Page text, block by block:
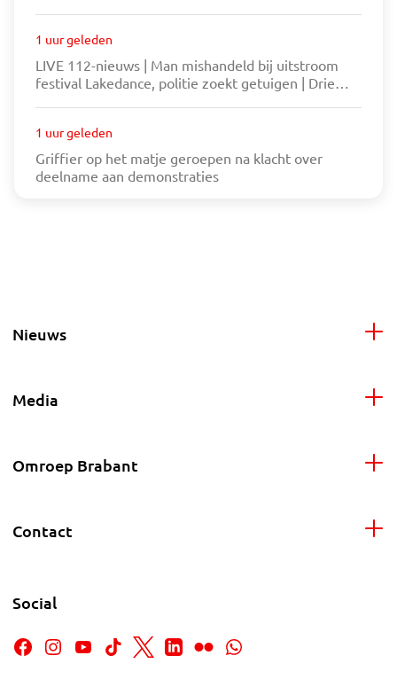
1 uur geleden
LIVE 112-nieuws | Man mishandeld bij uitstroom
festival Lakedance, politie zoekt getuigen | Drie
1 uur geleden
Griffier op het matje geroepen na klacht over
deelname aan demonstraties
Nieuws
Media
Omroep Brabant
Contact
Social